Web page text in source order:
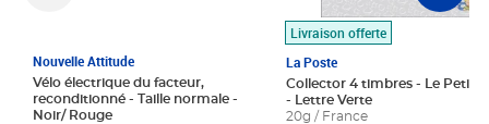
Nouvelle Attitude
Vélo électrique du facteur,
reconditionné - Taille normale -
Noir/ Rouge
Livraison offerte
La Poste
Collector 4 timbres - Le Petit
- Lettre Verte
20g / France